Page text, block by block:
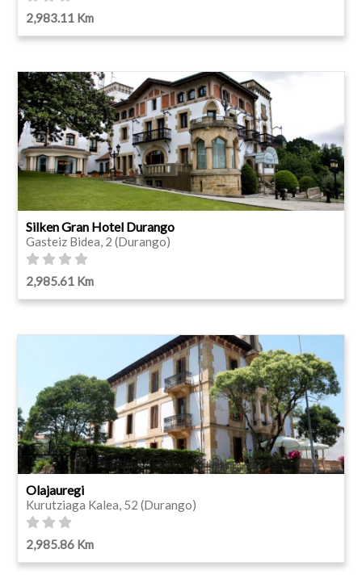
2,983.11 Km
Silken Gran Hotel Durango
Gasteiz Bidea, 2 (Durango)
2,985.61 Km
Olajauregi
Kurutziaga Kalea, 52 (Durango)
2,985.86 Km